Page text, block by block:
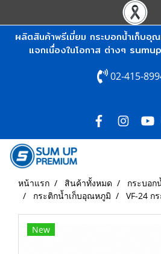
ผลิตสินค้าพรีเมี่ยม กระบอกน้ำเก็บอุ
แจกเนื่องในโอกาส ต่างๆ
02-415-
หน้าแรก สินค้าทั้งหมด
กระบอก
กระติกน้ำเก็บอุณหภูมิ
VF-24 ก
New